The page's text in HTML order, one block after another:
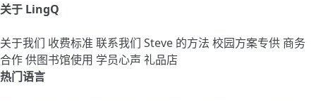
关于 LingQ
关于我们 收费标准 联系我们 Steve 的方法 校园方案专供 商务
合作供图书馆使用 学员心声 礼品店
热门语言